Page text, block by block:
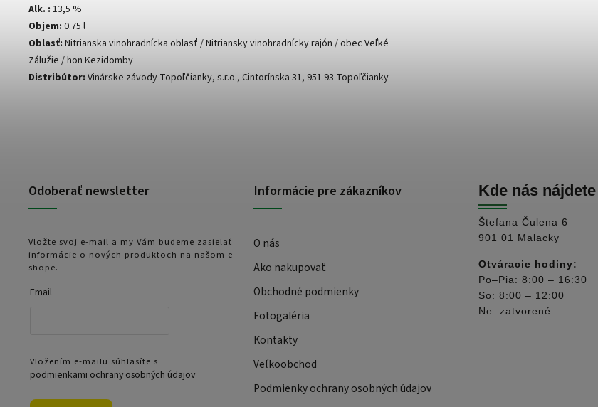
Alk. : 13,5 %
Objem: 0.75 l
Oblasť: Nitrianska vinohradnícka oblasť / Nitriansky vinohradnícky rajón / obec Veľké
Zálužie / hon Kezidomby
Distribútor: Vinárske závody Topoľčianky, s.r.o., Cintorínska 31, 951 93 Topoľčianky
Odoberať newsletter
Vložte svoj e-mail a my Vám budeme zasielať
informácie o nových produktoch na našom e-
shope.
Email
Vložením e-mailu súhlasíte s
podmienkami ochrany osobných údajov
Informácie pre zákazníkov
O nás
Ako nakupovať
Obchodné podmienky
Fotogaléria
Kontakty
Veľkoobchod
Podmienky ochrany osobných údajov
Kde nás nájdete
Štefana Čulena 6
901 01 Malacky
Otváracie hodiny:
Po–Pia: 8:00 – 16:30
So: 8:00 – 12:00
Ne: zatvorené